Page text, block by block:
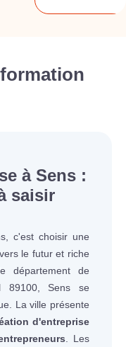
à Sens :
saisir
c'est choisir une
le futur et riche
département de
89100, Sens se
La ville présente
d'entreprise
. Les